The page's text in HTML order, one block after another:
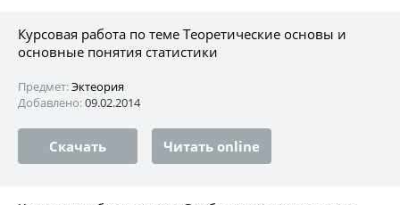
Курсовая работа по теме Теоретические основы и
основные понятия статистики
Предмет:Эктеория
Добавлено:09.02.2014
Скачать Читать online